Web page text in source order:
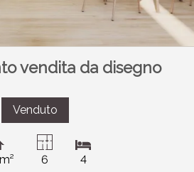
vendita da disegno
Venduto
6 4